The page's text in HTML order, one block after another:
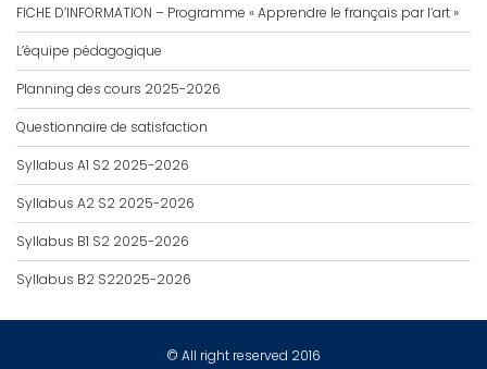
FICHE D’INFORMATION – Programme « Apprendre le français par l’art »
L’équipe pédagogique
Planning des cours 2025-2026
Questionnaire de satisfaction
Syllabus A1 S2 2025-2026
Syllabus A2 S2 2025-2026
Syllabus B1 S2 2025-2026
Syllabus B2 S22025-2026
© All right reserved 2016